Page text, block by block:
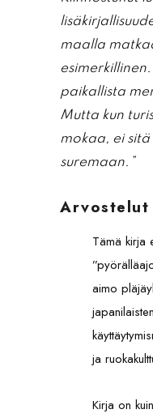
maalla
paikallista
Mutta kun
mokaa, ei
suremaan.”
Arvostelut
Tämä kirja
aimo
ja
Kirja on